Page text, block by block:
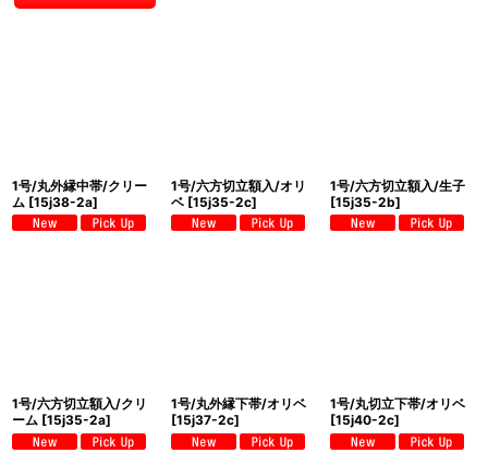
1号/丸外縁中帯/クリー
ム [15j38-2a]
1号/六方切立額入/オリ
ベ [15j35-2c]
1号/六方切立額入/生子
[15j35-2b]
1号/六方切立額入/クリ
ーム [15j35-2a]
1号/丸外縁下帯/オリベ
[15j37-2c]
1号/丸切立下帯/オリベ
[15j40-2c]